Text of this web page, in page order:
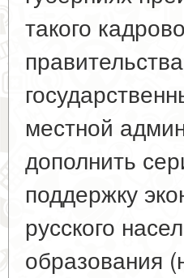
такого
местной
дополнить
поддержку
русского
образования